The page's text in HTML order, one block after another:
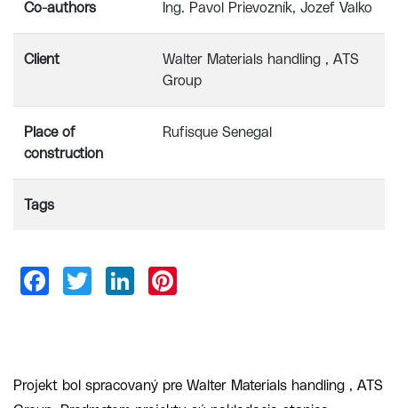
Co-authors Ing. Pavol Prievozník, Jozef Valko
Client
Walter Materials handling , ATS
Group
Place of
construction
Rufisque Senegal
Tags
Projekt bol spracovaný pre Walter Materials handling , ATS